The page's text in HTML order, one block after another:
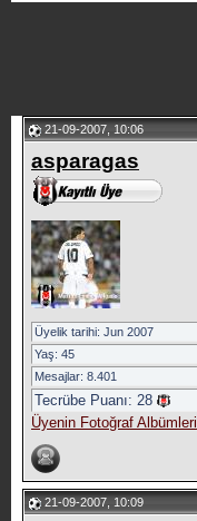
21-09-2007, 10:06
asparagas
Üyelik tarihi: Jun 2007
Yaş: 45
Mesajlar: 8.401
Tecrübe Puanı: 28
Üyenin Fotoğraf Albümleri
21-09-2007, 10:09